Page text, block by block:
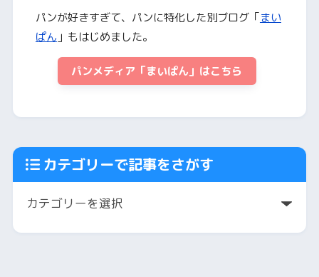
パンが好きすぎて、パンに特化した別ブログ「まい
ぱん 」もはじめました。
パンメディア「まいぱん」はこちら
カテゴリーで記事をさがす